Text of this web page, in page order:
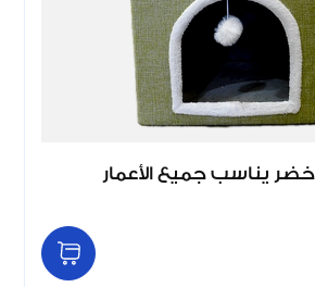
يناسب جميع الأعمار